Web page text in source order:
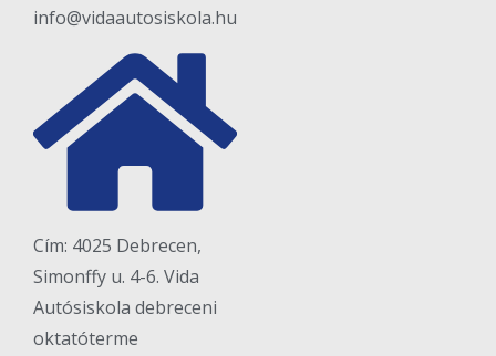
info@vidaautosiskola.hu
Cím: 4025 Debrecen,
Simonffy u. 4-6. Vida
Autósiskola debreceni
oktatóterme